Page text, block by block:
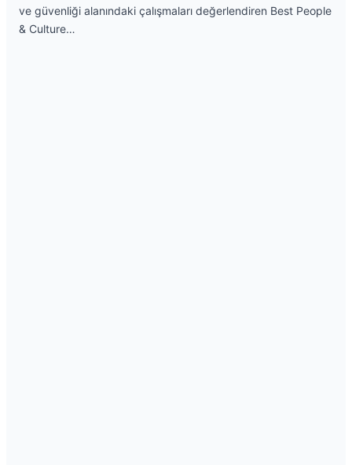
ve güvenliği alanındaki çalışmaları değerlendiren Best People
& Culture…